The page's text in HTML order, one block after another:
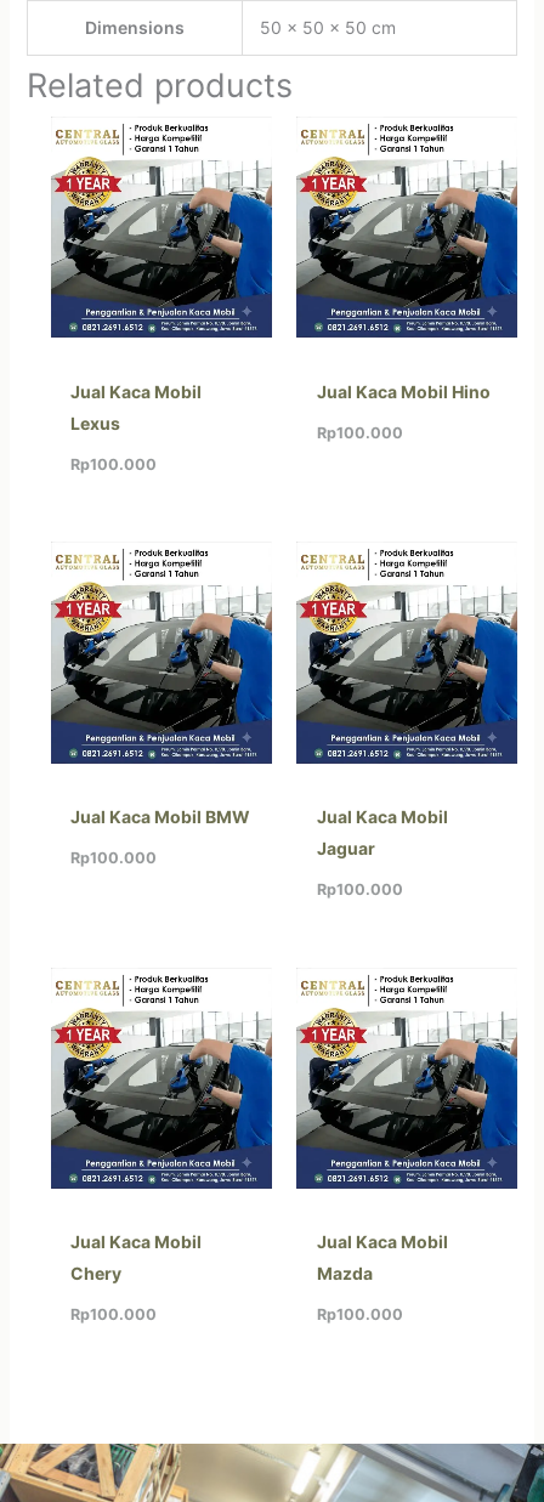
Dimensions 50 × 50 × 50 cm
Related products
Jual Kaca Mobil
Lexus
Rp100.000
Jual Kaca Mobil Hino
Rp100.000
Jual Kaca Mobil BMW
Rp100.000
Jual Kaca Mobil
Jaguar
Rp100.000
Jual Kaca Mobil
Chery
Rp100.000
Jual Kaca Mobil
Mazda
Rp100.000